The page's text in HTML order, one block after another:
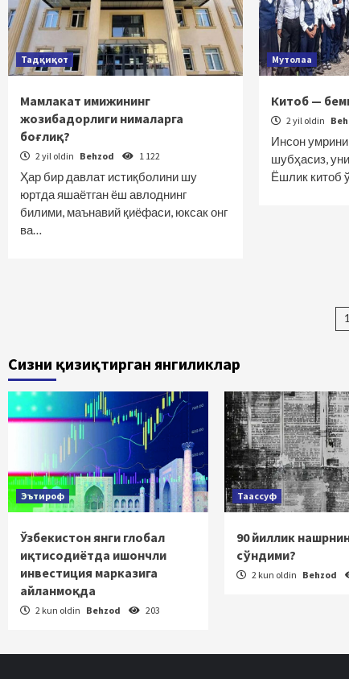
Тадқиқот
Мамлакат имижининг
жозибадорлиги нималарга
боғлиқ?
2 yil oldin Behzod 1 122
Ҳар бир давлат истиқболини шу
юртда яшаётган ёш авлоднинг
билими, маънавий қиёфаси, юксак онг
ва…
Мутолаа
Китоб —
2 yil oldin
Инсон
шубҳасиз,
Ёшлик китоб
1
Сизни қизиқтирган янгиликлар
Эътироф
Ўзбекистон янги глобал
иқтисодиётда ишончли
инвестиция марказига
айланмоқда
2 kun oldin Behzod 203
Таассуф
90 йиллик
сўндими?
2 kun oldin Behzod